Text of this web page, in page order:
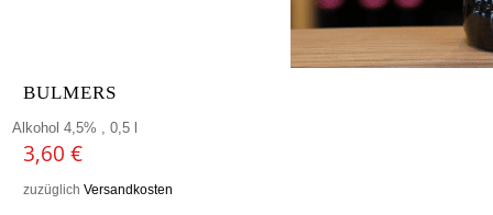
BULMERS
Alkohol 4,5% , 0,5 l
3,60 €
zuzüglich Versandkosten